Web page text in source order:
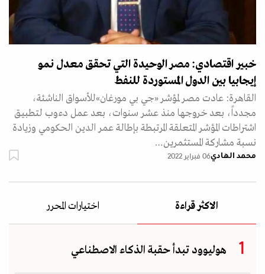
خبير اقتصادي: مصر الوحيدة التي تحقق معدل نمو
إيجابيا بين الدول المستوردة للنفط
القاهرة: عادت مصر لمؤشر «جي بي مورغان»للأسواق الناشئة،
مجدداً، بعد خروجها منذ عشر سنوات، بعد عمل دءوب لتطبيق
اشتراطات المؤشر المتعلقة المرتبطة بإطالة عمر الدين الحكومي وزيادة
نسبة مشاركة المستثمرين…
محمد الهادي06 فبراير 2022
الاكثر قراءة اختيارات المحرر
هوليوود تبدأ حقبة الذكاء الاصطناعي